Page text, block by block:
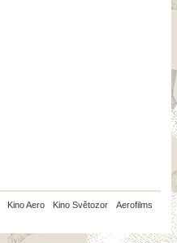
Kino Aero Kino Světozor Aerofilms